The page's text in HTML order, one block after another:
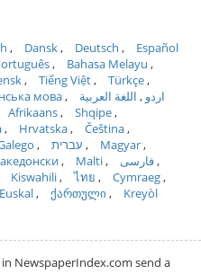
Dansk Deutsch
Español
Bahasa Melayu
Tiếng Việt
Türkçe
мова اردو
اللغة العربية
Afrikaans
Shqipe
Hrvatska
Čeština
עברית
Magyar
Malti
فارسی
Kiswahili ไทย
Cymraeg
Euskal ქართული
Kreyòl
NewspaperIndex.com send a